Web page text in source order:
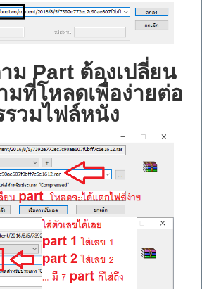
ม Part ต้องเปลี่ยน
มที่โหลดเพื่อง่ายต่อ
รวมไฟล์หนัง